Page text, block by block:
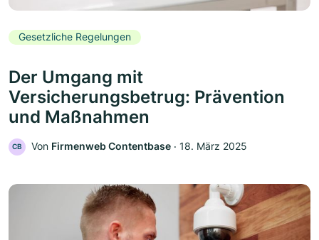
Gesetzliche Regelungen
Der Umgang mit
Versicherungsbetrug: Prävention
und Maßnahmen
CB Von Firmenweb Contentbase ‧ 18. März 2025